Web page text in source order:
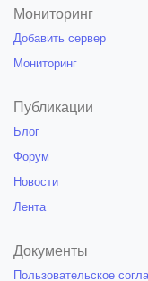
Мониторинг
Добавить сервер
Мониторинг
Публикации
Блог
Форум
Новости
Лента
Документы
Пользовательское